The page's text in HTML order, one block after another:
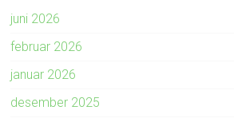
juni 2026
februar 2026
januar 2026
desember 2025